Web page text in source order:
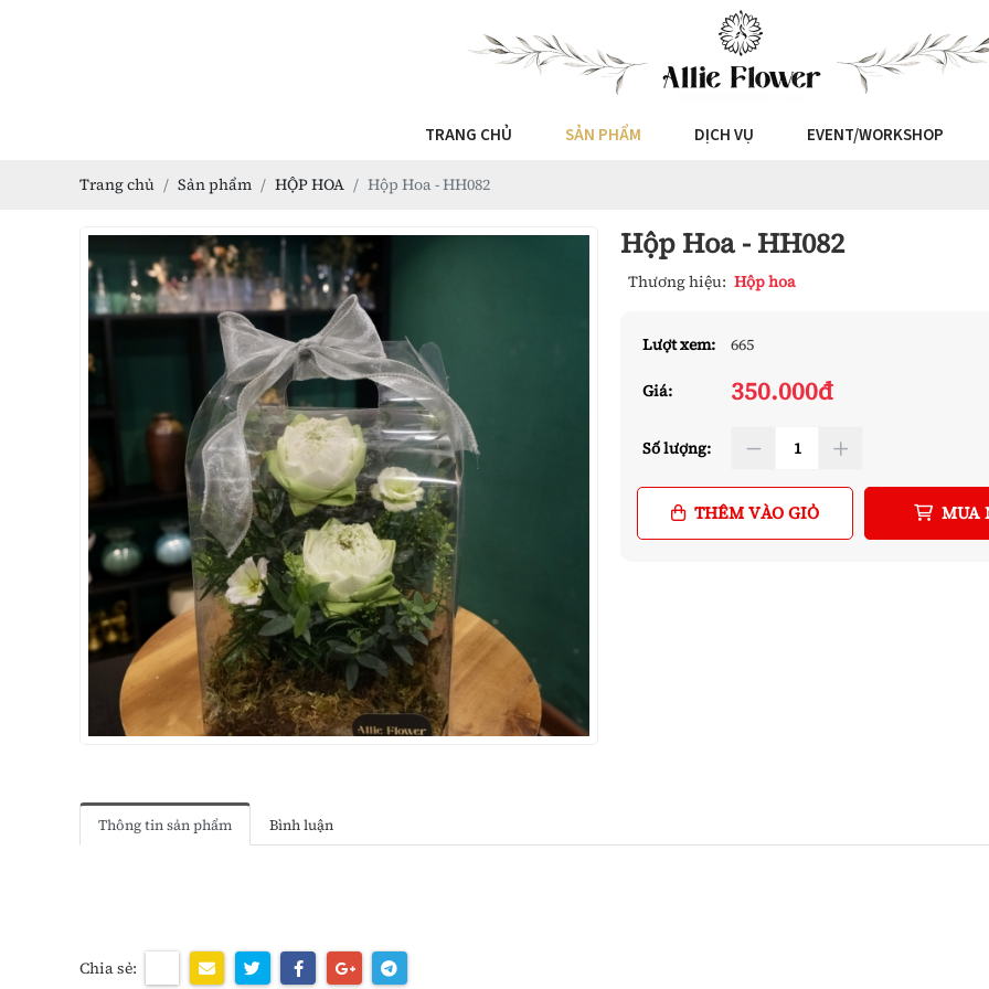
TRANG CHỦ SẢN PHẨM DỊCH VỤ EVENT/WORKSHOP
Trang chủ Sản phẩm HỘP HOA Hộp Hoa - HH082
Hộp Hoa - HH082
Thương hiệu: Hộp hoa
Lượt xem: 665
Giá: 350.000đ
Số lượng:
THÊM VÀO GIỎ MUA
Thông tin sản phẩm Bình luận
Chia sẻ: